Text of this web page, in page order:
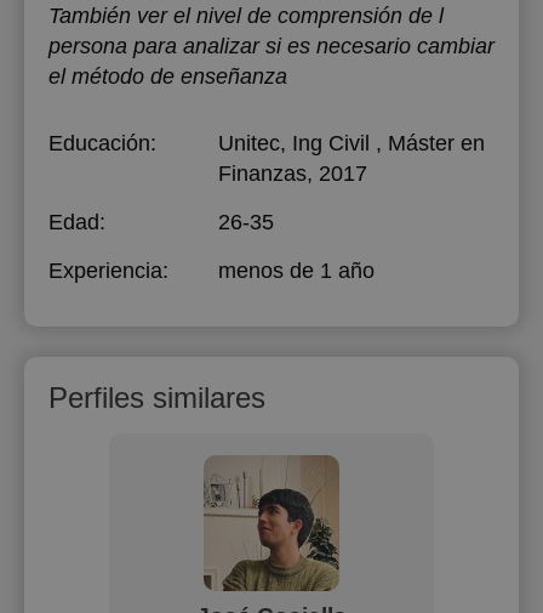
También ver el nivel de comprensión de l
persona para analizar si es necesario cambiar
el método de enseñanza
Educación: Unitec, Ing Civil , Máster en
Finanzas, 2017
Edad:
26-35
Experiencia:
menos de 1 año
Perfiles similares